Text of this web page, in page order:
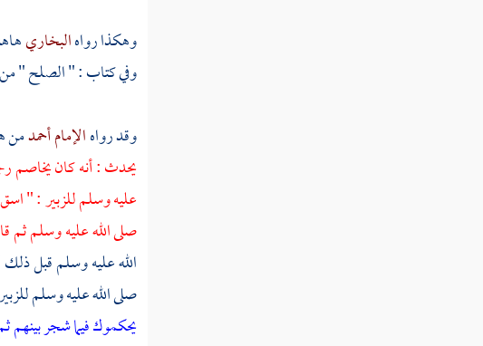
وهكذا رواهالبخاري
وفي كتاب : " الصلح "
وقد رواهالإمام أحمدمن
يحدث : أنه كان يخاصم
عليه وسلم للزبير : "
صلى الله عليه وسلم ثم
الله عليه وسلم قبل
صلى الله عليه وسلم
يحكموك فيما شجر بينهم